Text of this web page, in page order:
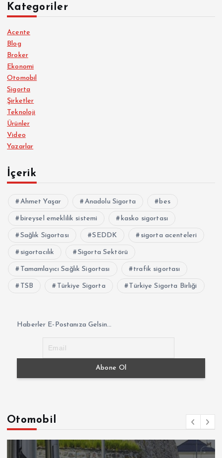
Kategoriler
Acente
Blog
Broker
Ekonomi
Otomobil
Sigorta
Şirketler
Teknoloji
Ürünler
Video
Yazarlar
İçerik
Ahmet Yaşar Anadolu Sigorta bes
bireysel emeklilik sistemi kasko sigortası
Sağlık Sigortası SEDDK sigorta acenteleri
sigortacılık Sigorta Sektörü
Tamamlayıcı Sağlık Sigortası trafik sigortası
TSB Türkiye Sigorta Türkiye Sigorta Birliği
Haberler E-Postanıza Gelsin...
Otomobil